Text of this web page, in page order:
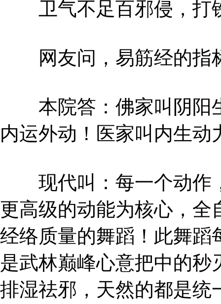
卫气不足百邪侵，打
网友问，易筋经的指
本院答：佛家叫阴阳
内运外动！医家叫内生动
现代叫：每一个动作
更高级的动能为核心，全
经络质量的舞蹈！此舞蹈
是武林巅峰心意把中的
排湿祛邪，天然的都是统